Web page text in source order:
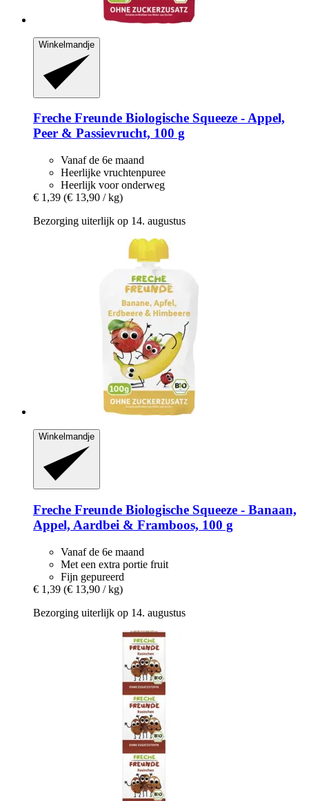
Winkelmandje
Freche Freunde Biologische Squeeze -​ Appel,
Peer & Passievrucht, 100 g
Vanaf de 6e maand
Heerlijke vruchtenpuree
Heerlijk voor onderweg
€ 1,39 (€ 13,90 / kg)
Bezorging uiterlijk op 14. augustus
Winkelmandje
Freche Freunde Biologische Squeeze -​ Banaan,
Appel, Aardbei & Framboos, 100 g
Vanaf de 6e maand
Met een extra portie fruit
Fijn gepureerd
€ 1,39 (€ 13,90 / kg)
Bezorging uiterlijk op 14. augustus